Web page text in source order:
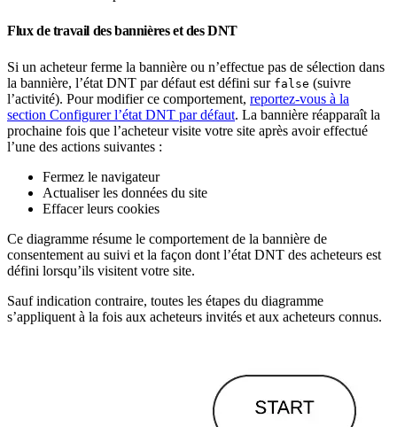
Flux de travail des bannières et des DNT
Si un acheteur ferme la bannière ou n’effectue pas de sélection dans
la bannière, l’état DNT par défaut est défini sur false (suivre
l’activité). Pour modifier ce comportement, reportez-vous à la
section Configurer l’état DNT par défaut. La bannière réapparaît la
prochaine fois que l’acheteur visite votre site après avoir effectué
l’une des actions suivantes :
Fermez le navigateur
Actualiser les données du site
Effacer leurs cookies
Ce diagramme résume le comportement de la bannière de
consentement au suivi et la façon dont l’état DNT des acheteurs est
défini lorsqu’ils visitent votre site.
Sauf indication contraire, toutes les étapes du diagramme
s’appliquent à la fois aux acheteurs invités et aux acheteurs connus.